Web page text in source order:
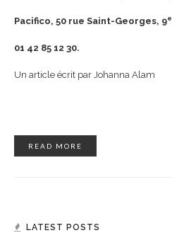
Pacifico, 50 rue Saint-Georges, 9e
01 42 85 12 30.
Un article écrit par Johanna Alam
READ MORE
LATEST POSTS